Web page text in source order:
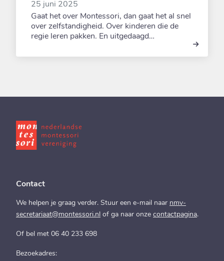
25 juni 2025
Gaat het over Montessori, dan gaat het al snel
over zelfstandigheid. Over kinderen die de
regie leren pakken. En uitgedaagd…
Contact
We helpen je graag verder. Stuur een e-mail naar nmv-
secretariaat@montessori.nl of ga naar onze contactpagina.
Of bel met 06 40 233 698
Bezoekadres: